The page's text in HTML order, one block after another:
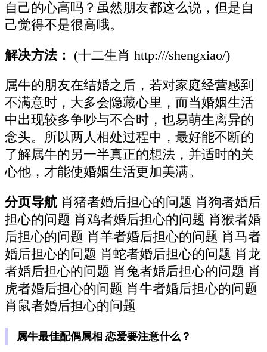
自己的心高吗？虽然朋友都这么说，但是自
己觉得不是很高哦。
解决方法： (十二生肖 http:///shengxiao/)
属牛的朋友在结婚之后，若对家庭经营感到
不满意时，大多会隐藏心里，而当婚姻生活
中出现较多争吵与不合时，也易萌生离异的
念头。所以两人相处过程中，最好能不断的
了解属牛的另一半真正的想法，并适时的关
心他，才能使婚姻生活更加美满。
分页导航肖猪者婚后担心的问题 肖狗者婚后
担心的问题 肖鸡者婚后担心的问题 肖猴者婚
后担心的问题 肖羊者婚后担心的问题 肖马者
婚后担心的问题 肖蛇者婚后担心的问题 肖龙
者婚后担心的问题 肖兔者婚后担心的问题 肖
虎者婚后担心的问题 肖牛者婚后担心的问题
肖鼠者婚后担心的问题
属牛最佳配偶属相 恋爱要注意什么？